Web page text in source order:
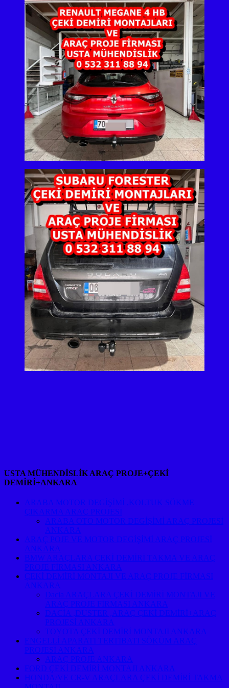
USTA MÜHENDİSLİK ARAÇ PROJE+ÇEKİ
DEMİRİ+ANKARA
ARABA MOTOR DEGİŞİMİ ,KOLTUK SÖKME
ÇIKARMA ARAÇ PROJESİ
ARABA OTO MOTOR DEGİŞİMİ ARAÇ PROJESİ
ANKARA
ARAÇ POJE VE MOTOR DEGİŞİMİ ARAÇ PROJESİ
ANKARA
BMW ARAÇLARA ÇEKİ DEMİRİ TAKMA VE ARAÇ
PROJE FİRMASI ANKARA
ÇEKİ DEMİRİ MONTAJI VE ARAÇ PROJE FİRMASI
ANKARA
Dacia ARAÇLARA ÇEKİ DEMİRİ MONTAJI VE
ARAÇ PROJE FİRMASI ANKARA
DACİA ,DUSTER ,ARAÇ ÇEKİ DEMİRİ+ARAÇ
PROJESİ ANKARA
TOYOTA ÇEKİ DEMİRİ MONTAJI ANKARA
ENGELLİ APARATI TERTİBATI SÖKÜM ARAÇ
PROJESİ ANKARA
ARAÇ PROJE ANKARA
FORD ÇEKİ DEMİRİ MONTAJI ANKARA
HONDA/VE CR-V ARAÇLARA ÇEKİ DEMİRİ TAKMA